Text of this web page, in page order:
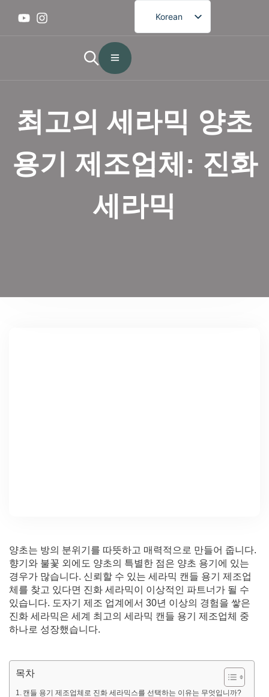
Korean
English
Portuguese
Arabic
Japanese
최고의 세라믹 양초
용기 제조업체: 진화
세라믹
양초는 방의 분위기를 따뜻하고 매력적으로 만들어 줍니다.
향기와 불꽃 외에도 양초의 특별한 점은 양초 용기에 있는
경우가 많습니다. 신뢰할 수 있는 세라믹 캔들 용기 제조업
체를 찾고 있다면 진화 세라믹이 이상적인 파트너가 될 수
있습니다. 도자기 제조 업계에서 30년 이상의 경험을 쌓은
진화 세라믹은 세계 최고의 세라믹 캔들 용기 제조업체 중
하나로 성장했습니다.
목차
캔들 용기 제조업체로 진화 세라믹스를 선택하는 이유는 무엇입니까?